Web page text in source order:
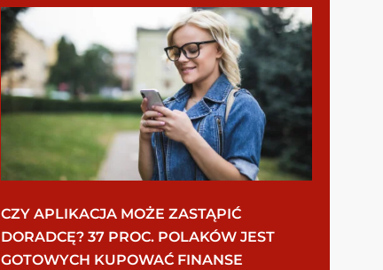
CZY APLIKACJA MOŻE ZASTĄPIĆ
DORADCĘ? 37 PROC. POLAKÓW JEST
GOTOWYCH KUPOWAĆ FINANSE